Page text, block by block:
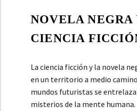
NOVELA NEGRA
CIENCIA
La ciencia ficción y la novela
en un territorio a medio
mundos futuristas se
misterios de la mente humana.